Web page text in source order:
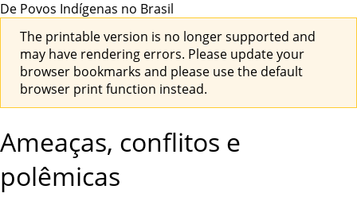
De Povos Indígenas no Brasil
The printable version is no longer supported and
may have rendering errors. Please update your
browser bookmarks and please use the default
browser print function instead.
Ameaças, conflitos e
polêmicas